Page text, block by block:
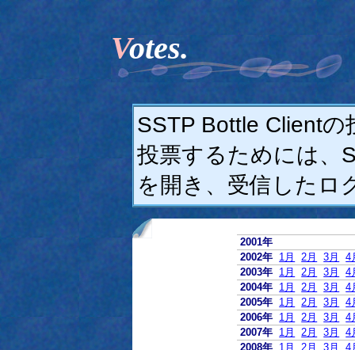
Votes.
SSTP Bottle Client
投票するためには、
を開き、受信したロ
2001年
2002年 1月 2月 3月
4
2003年 1月 2月 3月
4
2004年 1月 2月 3月
4
2005年 1月 2月 3月
4
2006年 1月 2月 3月
4
2007年 1月 2月 3月
4
2008年 1月 2月 3月
4